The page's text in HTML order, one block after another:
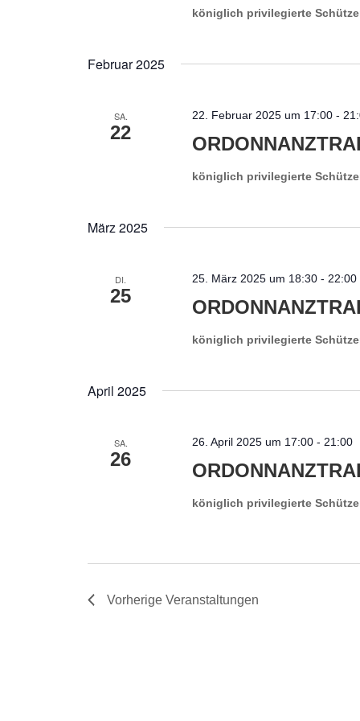
königlich privilegierte
Februar 2025
SA.
22
22. Februar 2025 um 17:00 -
königlich privilegierte
März 2025
DI.
25
25. März 2025 um 18:30 - 22:00
königlich privilegierte
April 2025
SA.
26
26. April 2025 um 17:00 - 21:00
königlich privilegierte
Vorherige Veranstaltungen